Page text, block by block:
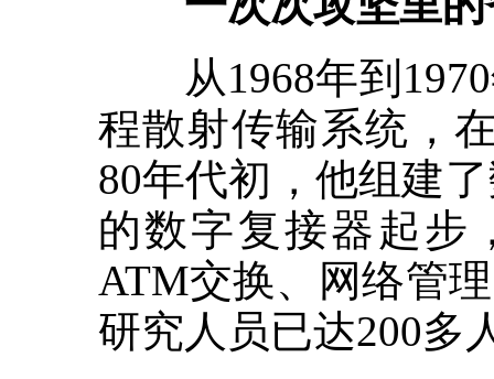
从1968年到1970
程散射传输系统，
80年代初，他组建
的数字复接器起步
ATM交换、网络管
研究人员已达200多